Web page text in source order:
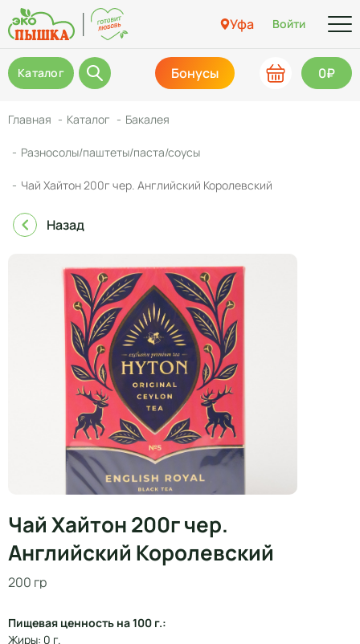
Уфа Войти
Каталог Бонусы 0₽
Главная Каталог Бакалея
Разносолы/паштеты/паста/соусы
Чай Хайтон 200г чер. Английский Королевский
Назад
Чай Хайтон 200г чер.
Английский Королевский
200 гр
Пищевая ценность на 100 г.:
Жиры: 0 г.